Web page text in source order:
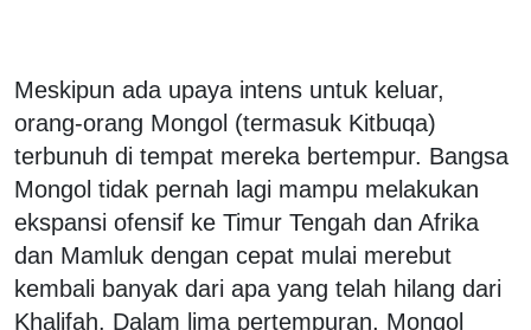
Meskipun ada upaya intens untuk keluar,
orang-orang Mongol (termasuk Kitbuqa)
terbunuh di tempat mereka bertempur. Bangsa
Mongol tidak pernah lagi mampu melakukan
ekspansi ofensif ke Timur Tengah dan Afrika
dan Mamluk dengan cepat mulai merebut
kembali banyak dari apa yang telah hilang dari
Khalifah. Dalam lima pertempuran, Mongol